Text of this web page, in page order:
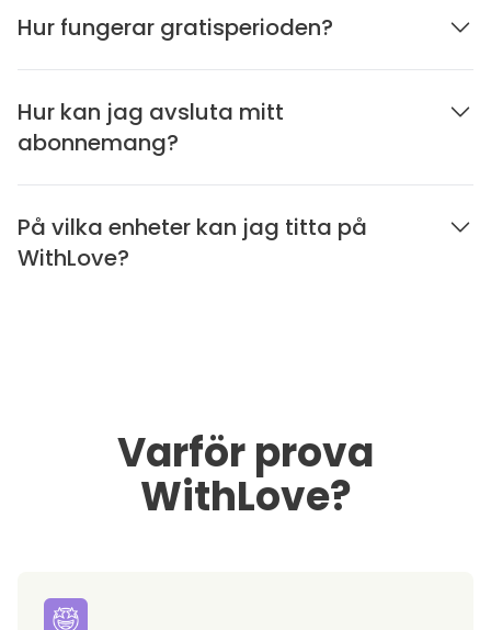
Hur fungerar gratisperioden?
Hur kan jag avsluta mitt
abonnemang?
På vilka enheter kan jag titta på
WithLove?
Varför prova
WithLove?